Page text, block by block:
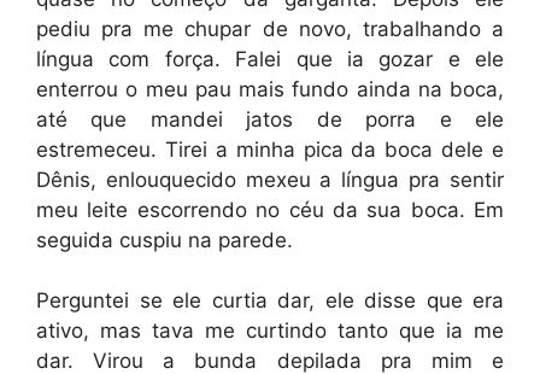
pediu pra me chupar de novo, trabalhando a
língua com força. Falei que ia gozar e ele
enterrou o meu pau mais fundo ainda na boca,
até que mandei jatos de porra e ele
estremeceu. Tirei a minha pica da boca dele e
Dênis, enlouquecido mexeu a língua pra sentir
meu leite escorrendo no céu da sua boca. Em
seguida cuspiu na parede.
Perguntei se ele curtia dar, ele disse que era
ativo, mas tava me curtindo tanto que ia me
dar. Virou a bunda depilada pra mim e